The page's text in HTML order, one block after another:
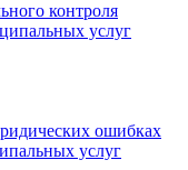
контроля
услуг
ошибках
услуг